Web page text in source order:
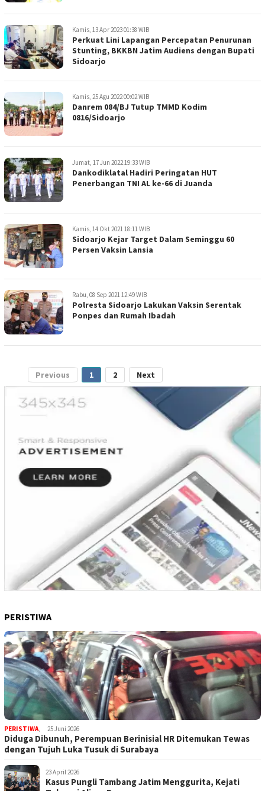
Kamis, 13 Apr 2023 01:38 WIB
Perkuat Lini Lapangan Percepatan Penurunan
Stunting, BKKBN Jatim Audiens dengan Bupati
Sidoarjo
Kamis, 25 Agu 2022 00:02 WIB
Danrem 084/BJ Tutup TMMD Kodim
0816/Sidoarjo
Jumat, 17 Jun 2022 19:33 WIB
Dankodiklatal Hadiri Peringatan HUT
Penerbangan TNI AL ke-66 di Juanda
Kamis, 14 Okt 2021 18:11 WIB
Sidoarjo Kejar Target Dalam Seminggu 60
Persen Vaksin Lansia
Rabu, 08 Sep 2021 12:49 WIB
Polresta Sidoarjo Lakukan Vaksin Serentak
Ponpes dan Rumah Ibadah
Previous 1 2 Next
PERISTIWA
PERISTIWA, 25 Juni 2026
Diduga Dibunuh, Perempuan Berinisial HR Ditemukan Tewas
dengan Tujuh Luka Tusuk di Surabaya
23 April 2026
Kasus Pungli Tambang Jatim Menggurita, Kejati